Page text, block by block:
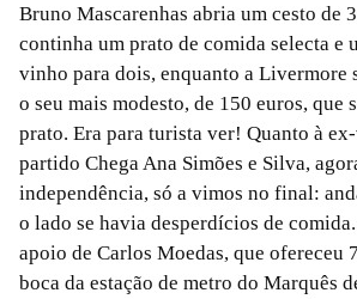
Bruno Mascarenhas abria um cesto de
continha um prato de comida selecta e
vinho para dois, enquanto a Livermore
o seu mais modesto, de 150 euros, que
prato. Era para turista ver! Quanto à
partido Chega Ana Simões e Silva,
independência, só a vimos no final:
o lado se havia desperdícios de
apoio de Carlos Moedas, que ofereceu
boca da estação de metro do Marquês